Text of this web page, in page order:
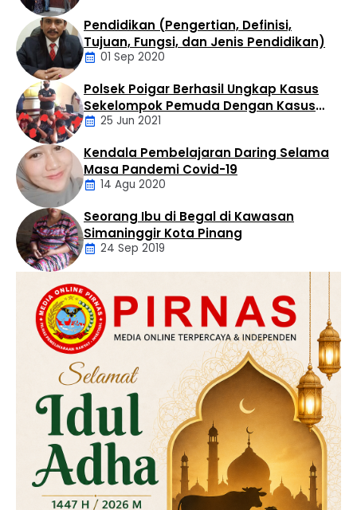
sekitar pukul 14.30 WIB. Penangkapan dilakukan oleh Tim
…Daerah
Artikel
Pendidikan (Pengertian, Definisi,
Tujuan, Fungsi, dan Jenis Pendidikan)
01 Sep 2020
Daerah
Polsek Poigar Berhasil Ungkap Kasus
Sekelompok Pemuda Dengan Kasus
Pencabulan
25 Jun 2021
Artikel
Kendala Pembelajaran Daring Selama
Masa Pandemi Covid-19
14 Agu 2020
Daerah
Hukum
Kriminal
Labusel
Seorang Ibu di Begal di Kawasan
Simaninggir Kota Pinang
24 Sep 2019